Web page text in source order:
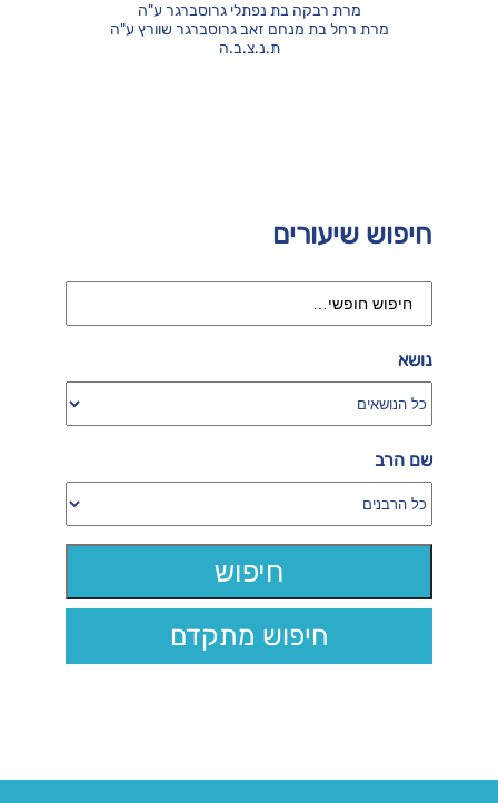
חיפוש שיעורים
נושא
שם הרב
חיפוש מתקדם
מרת רבקה בת נפתלי גרוסברגר ע"ה
מרת רחל בת מנחם זאב גרוסברגר שוורץ ע"ה
ת.נ.צ.ב.ה